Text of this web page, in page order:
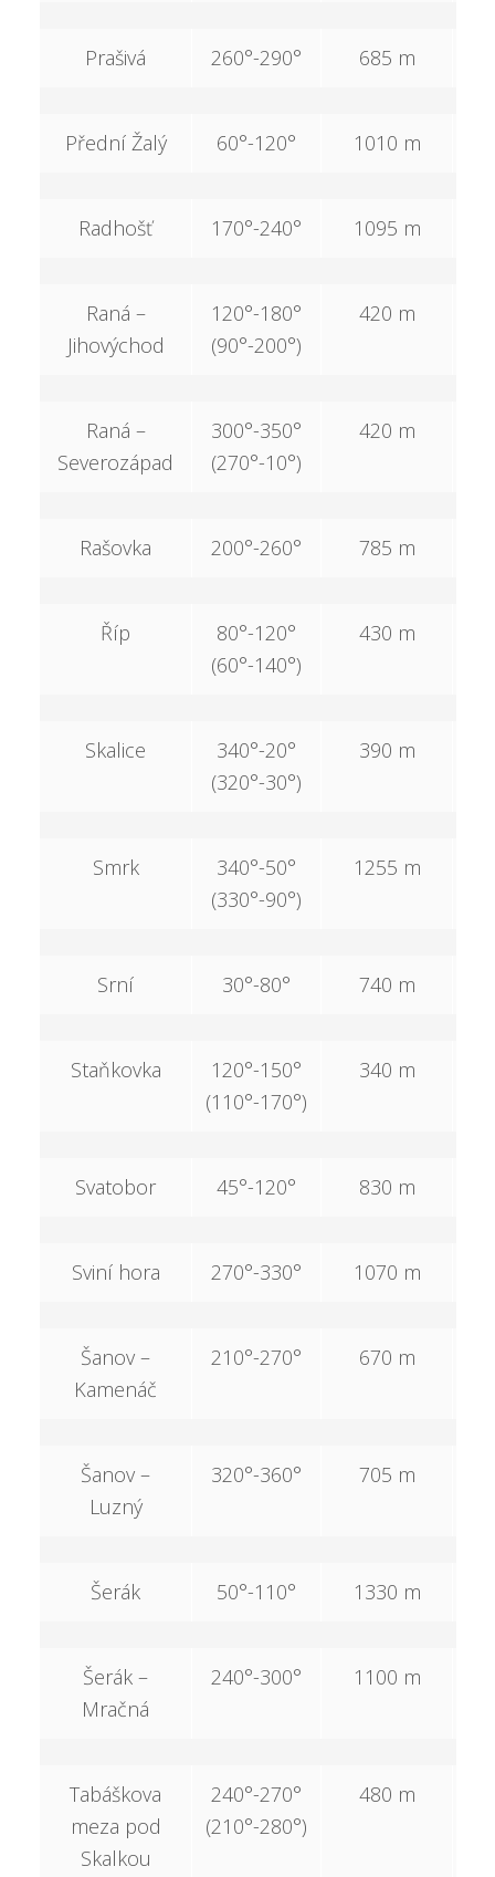
Prašivá 260°-290° 685 m
Přední Žalý 60°-120° 1010 m
Radhošť 170°-240° 1095 m
Raná –
Jihovýchod
120°-180°
(90°-200°)
420 m
Raná –
Severozápad
300°-350°
(270°-10°)
420 m
Rašovka 200°-260° 785 m
Říp
80°-120°
(60°-140°)
430 m
Skalice
340°-20°
(320°-30°)
390 m
Smrk
340°-50°
(330°-90°)
1255 m
Srní 30°-80° 740 m
Staňkovka
120°-150°
(110°-170°)
340 m
Svatobor 45°-120° 830 m
Sviní hora 270°-330° 1070 m
Šanov –
Kamenáč
210°-270° 670 m
Šanov –
Luzný
320°-360° 705 m
Šerák 50°-110° 1330 m
Šerák –
Mračná
240°-300° 1100 m
Tabáškova
meza pod
Skalkou
240°-270°
(210°-280°)
480 m